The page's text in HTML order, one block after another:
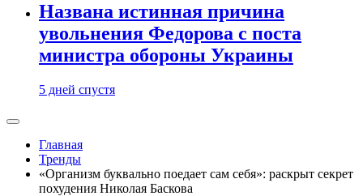
Названа истинная причина
увольнения Федорова с поста
министра обороны Украины
5 дней спустя
Главная
Тренды
«Организм буквально поедает сам себя»: раскрыт секрет
похудения Николая Баскова